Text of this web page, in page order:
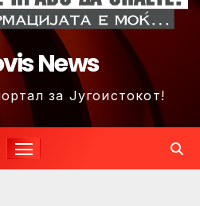
News
за Југоистокот!